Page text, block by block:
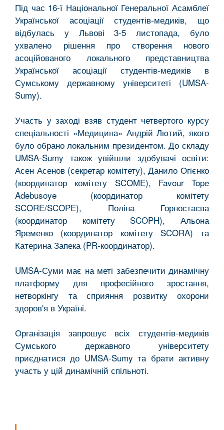
Під час 16-ї Національної Генеральної Асамблеї
Української асоціації студентів-медиків, що
відбулась у Львові 3-5 листопада, було
ухвалено рішення про створення нового
асоційованого локального представництва
Української асоціації студентів-медиків в
Сумському державному університеті (UMSA-
Sumy).
Участь у заході взяв студент четвертого курсу
спеціальності «Медицина» Андрій Лютий, якого
було обрано локальним президентом. До складу
UMSA-Sumy також увійшли здобувачі освіти:
Асен Асенов (секретар комітету), Данило Огієнко
(координатор комітету SCOME), Favour Tope
Adebusoye (координатор комітету
SCORE/SCOPE), Поліна Горностаєва
(координатор комітету SCOPH), Альона
Яременко (координатор комітету SCORA) та
Катерина Запека (PR-координатор).
UMSA-Суми має на меті забезпечити динамічну
платформу для професійного зростання,
нетворкінгу та сприяння розвитку охорони
здоров'я в Україні.
Організація запрошує всіх студентів-медиків
Сумського державного університету
приєднатися до UMSA-Sumy та брати активну
участь у цій динамічній спільноті.